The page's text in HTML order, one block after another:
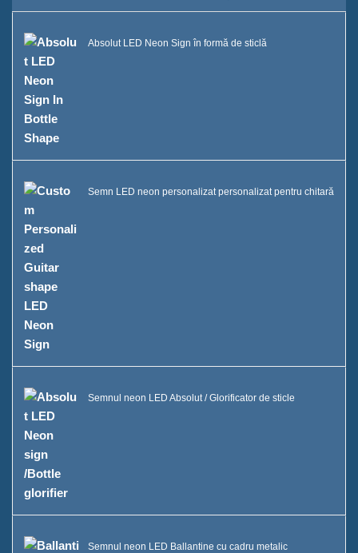
Absolut LED Neon Sign în formă de sticlă
Semn LED neon personalizat personalizat pentru chitară
Semnul neon LED Absolut / Glorificator de sticle
Semnul neon LED Ballantine cu cadru metalic